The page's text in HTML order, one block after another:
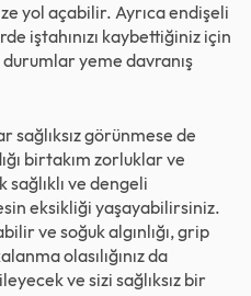
yol açabilir. Ayrıca endişeli
iştahınızı kaybettiğiniz için
yeme davranış
sağlıksız görünmese de
birtakım zorluklar ve
sağlıklı ve dengeli
eksikliği yaşayabilirsiniz.
ve soğuk algınlığı, grip
olasılığınız da
ve sizi sağlıksız bir